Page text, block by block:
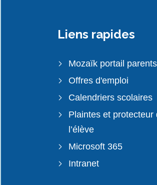
Liens rapides
Mozaïk portail parents
Offres d'emploi
Calendriers scolaires
Plaintes et protecteur
l’élève
Microsoft 365
Intranet